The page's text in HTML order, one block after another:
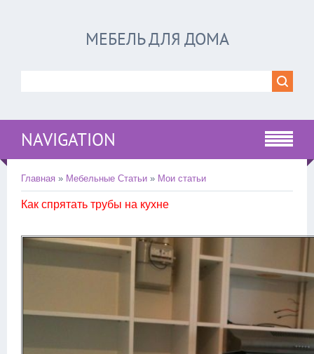
МЕБЕЛЬ ДЛЯ ДОМА
NAVIGATION
Главная » Мебельные Статьи » Мои статьи
Как спрятать трубы на кухне